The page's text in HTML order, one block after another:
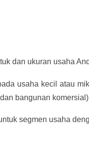
dan ukuran usaha
usaha kecil atau
bangunan
segmen usaha